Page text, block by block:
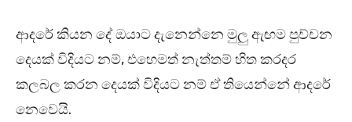
ආදරේ කියන දේ ඔයාට දැනෙන්නෙ මුලු ඇඟම පුච්චන
දෙයක් විදියට නම්, එහෙමත් නැත්තම් හිත කරදර
කලබල කරන දෙයක් විදියට නම් ඒ තියෙන්නේ ආදරේ
නෙවෙයි.